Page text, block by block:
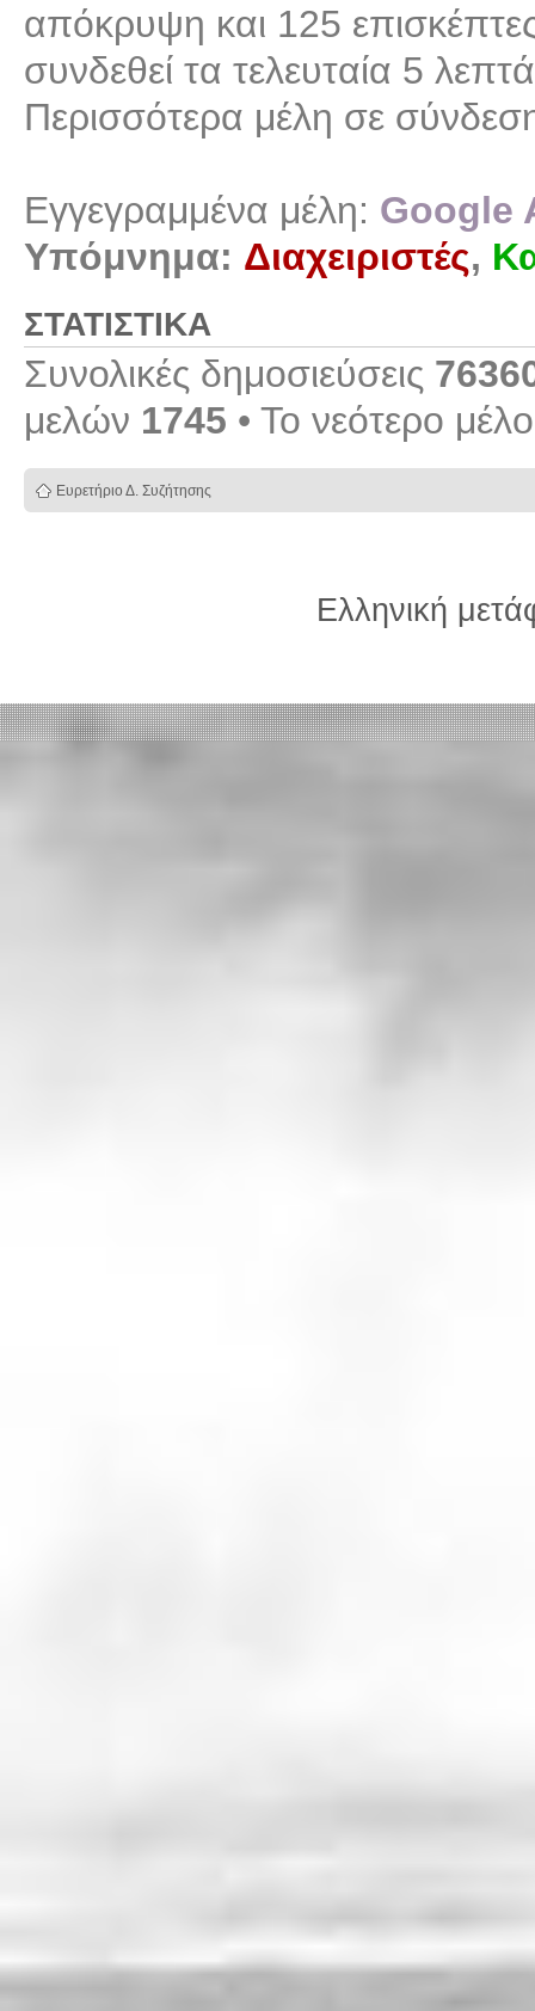
απόκρυψη και 125
συνδεθεί τα τελευταία 5
Περισσότερα μέλη σε
Εγγεγραμμένα μέλη: Google
Υπόμνημα: Διαχειριστές,
ΣΤΑΤΙΣΤΙΚΆ
Συνολικές δημοσιεύσεις
μελών 1745 • Το νεότερο
Ευρετήριο Δ. Συζήτησης
Ελληνική